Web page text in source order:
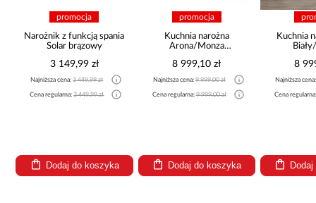
promocja
Narożnik z funkcją spania
Solar brązowy
3 149,99 zł
Najniższa cena:3 449,99 zł
Cena regularna:3 449,99 zł
Dodaj do koszyka
promocja
Kuchnia narożna
Arona/Monza
8 999,10 zł
Najniższa cena:9 999,00 zł
Cena regularna:9 999,00 zł
Dodaj do koszyka
Kuchnia
8
Najniższa
Cena